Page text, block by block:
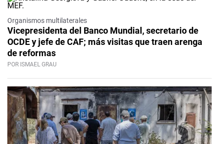
Organismos multilaterales
Vicepresidenta del Banco Mundial, secretario de
OCDE y jefe de CAF; más visitas que traen arenga
de reformas
POR ISMAEL GRAU